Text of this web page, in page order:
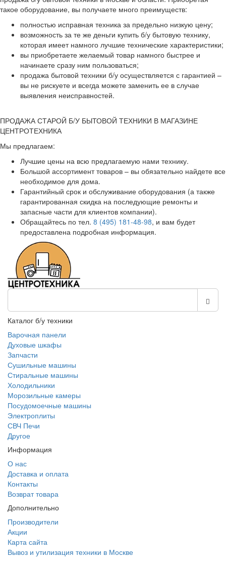
такое оборудование, вы получаете много преимуществ:
полностью исправная техника за предельно низкую цену;
возможность за те же деньги купить б/у бытовую технику,
которая имеет намного лучшие технические характеристики;
вы приобретаете желаемый товар намного быстрее и
начинаете сразу ним пользоваться;
продажа бытовой техники б/у осуществляется с гарантией –
вы не рискуете и всегда можете заменить ее в случае
выявления неисправностей.
ПРОДАЖА СТАРОЙ Б/У БЫТОВОЙ ТЕХНИКИ В МАГАЗИНЕ
ЦЕНТРОТЕХНИКА
Мы предлагаем:
Лучшие цены на всю предлагаемую нами технику.
Большой ассортимент товаров – вы обязательно найдете все
необходимое для дома.
Гарантийный срок и обслуживание оборудования (а также
гарантированная скидка на последующие ремонты и
запасные части для клиентов компании).
Обращайтесь по тел. 8 (495) 181-48-98, и вам будет
предоставлена подробная информация.
Каталог б/у техники
Варочная панели
Духовые шкафы
Запчасти
Сушильные машины
Стиральные машины
Холодильники
Морозильные камеры
Посудомоечные машины
Электроплиты
СВЧ Печи
Другое
Информация
О нас
Доставка и оплата
Контакты
Возврат товара
Дополнительно
Производители
Акции
Карта сайта
Вывоз и утилизация техники в Москве